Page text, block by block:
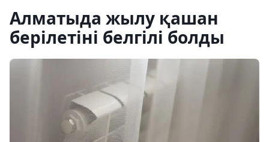
Алматыда жылу қашан
берілетіні белгілі болды